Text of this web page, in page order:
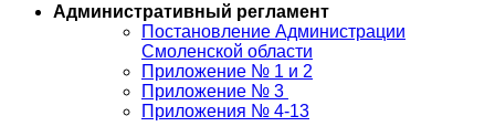
Административный регламент
Постановление Администрации
Смоленской области
Приложение № 1 и 2
Приложение № 3
Приложения № 4-13